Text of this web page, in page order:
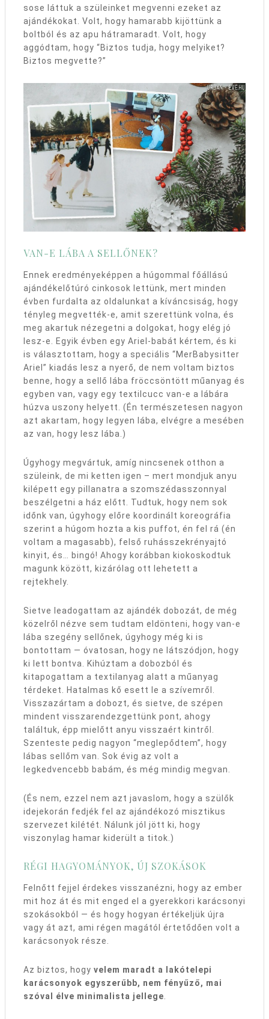
sose láttuk a szüleinket megvenni ezeket az
ajándékokat. Volt, hogy hamarabb kijöttünk a
boltból és az apu hátramaradt. Volt, hogy
aggódtam, hogy “Biztos tudja, hogy melyiket?
Biztos megvette?”
VAN-E LÁBA A SELLŐNEK?
Ennek eredményeképpen a húgommal főállású
ajándékelőtúró cinkosok lettünk, mert minden
évben furdalta az oldalunkat a kíváncsiság, hogy
tényleg megvették-e, amit szerettünk volna, és
meg akartuk nézegetni a dolgokat, hogy elég jó
lesz-e. Egyik évben egy Ariel-babát kértem, és ki
is választottam, hogy a speciális “MerBabysitter
Ariel” kiadás lesz a nyerő, de nem voltam biztos
benne, hogy a sellő lába fröccsöntött műanyag és
egyben van, vagy egy textilcucc van-e a lábára
húzva uszony helyett. (Én természetesen nagyon
azt akartam, hogy legyen lába, elvégre a mesében
az van, hogy lesz lába.)
Úgyhogy megvártuk, amíg nincsenek otthon a
szüleink, de mi ketten igen – mert mondjuk anyu
kilépett egy pillanatra a szomszédasszonnyal
beszélgetni a ház előtt. Tudtuk, hogy nem sok
időnk van, úgyhogy előre koordinált koreográfia
szerint a húgom hozta a kis puffot, én fel rá (én
voltam a magasabb), felső ruhásszekrényajtó
kinyit, és… bingó! Ahogy korábban kiokoskodtuk
magunk között, kizárólag ott lehetett a
rejtekhely.
Sietve leadogattam az ajándék dobozát, de még
közelről nézve sem tudtam eldönteni, hogy van-e
lába szegény sellőnek, úgyhogy még ki is
bontottam — óvatosan, hogy ne látszódjon, hogy
ki lett bontva. Kihúztam a dobozból és
kitapogattam a textilanyag alatt a műanyag
térdeket. Hatalmas kő esett le a szívemről.
Visszazártam a dobozt, és sietve, de szépen
mindent visszarendezgettünk pont, ahogy
találtuk, épp mielőtt anyu visszaért kintről.
Szenteste pedig nagyon “meglepődtem”, hogy
lábas sellőm van. Sok évig az volt a
legkedvencebb babám, és még mindig megvan.
(És nem, ezzel nem azt javaslom, hogy a szülők
idejekorán fedjék fel az ajándékozó misztikus
szervezet kilétét. Nálunk jól jött ki, hogy
viszonylag hamar kiderült a titok.)
RÉGI HAGYOMÁNYOK, ÚJ SZOKÁSOK
Felnőtt fejjel érdekes visszanézni, hogy az ember
mit hoz át és mit enged el a gyerekkori karácsonyi
szokásokból — és hogy hogyan értékeljük újra
vagy át azt, ami régen magától értetődően volt a
karácsonyok része.
Az biztos, hogy velem maradt a lakótelepi
karácsonyok egyszerűbb, nem fényűző, mai
szóval élve minimalista jellege